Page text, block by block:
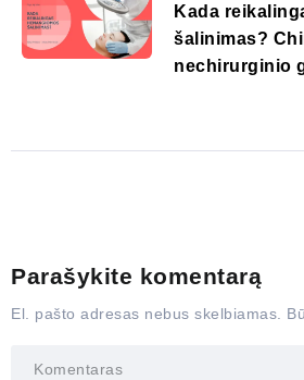
Kada
šalinimas?
nechirurginio
Parašykite komentarą
El. pašto adresas nebus skelbiamas.